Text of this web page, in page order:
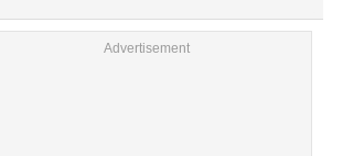
Advertisement